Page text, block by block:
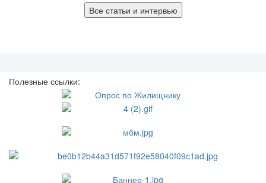
Все статьи и интервью
Полезные ссылки: